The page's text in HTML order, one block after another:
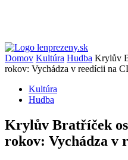
Domov Kultúra Hudba Krylův
rokov: Vychádza v reedícii na
Kultúra
Hudba
Krylův Bratříček
rokov: Vychádza v